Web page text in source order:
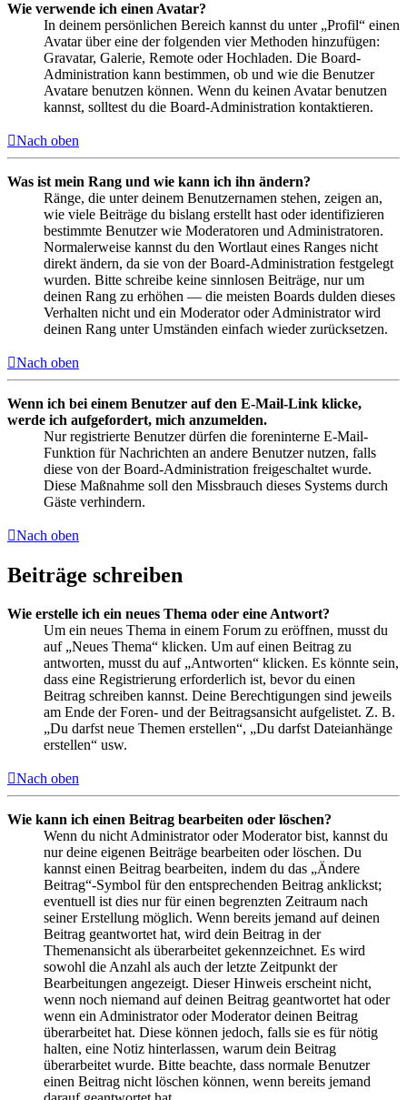
Wie verwende ich einen Avatar?
In deinem persönlichen Bereich kannst du unter „Profil“ einen
Avatar über eine der folgenden vier Methoden hinzufügen:
Gravatar, Galerie, Remote oder Hochladen. Die Board-
Administration kann bestimmen, ob und wie die Benutzer
Avatare benutzen können. Wenn du keinen Avatar benutzen
kannst, solltest du die Board-Administration kontaktieren.
Nach oben
Was ist mein Rang und wie kann ich ihn ändern?
Ränge, die unter deinem Benutzernamen stehen, zeigen an,
wie viele Beiträge du bislang erstellt hast oder identifizieren
bestimmte Benutzer wie Moderatoren und Administratoren.
Normalerweise kannst du den Wortlaut eines Ranges nicht
direkt ändern, da sie von der Board-Administration festgelegt
wurden. Bitte schreibe keine sinnlosen Beiträge, nur um
deinen Rang zu erhöhen — die meisten Boards dulden dieses
Verhalten nicht und ein Moderator oder Administrator wird
deinen Rang unter Umständen einfach wieder zurücksetzen.
Nach oben
Wenn ich bei einem Benutzer auf den E-Mail-Link klicke,
werde ich aufgefordert, mich anzumelden.
Nur registrierte Benutzer dürfen die foreninterne E-Mail-
Funktion für Nachrichten an andere Benutzer nutzen, falls
diese von der Board-Administration freigeschaltet wurde.
Diese Maßnahme soll den Missbrauch dieses Systems durch
Gäste verhindern.
Nach oben
Beiträge schreiben
Wie erstelle ich ein neues Thema oder eine Antwort?
Um ein neues Thema in einem Forum zu eröffnen, musst du
auf „Neues Thema“ klicken. Um auf einen Beitrag zu
antworten, musst du auf „Antworten“ klicken. Es könnte sein,
dass eine Registrierung erforderlich ist, bevor du einen
Beitrag schreiben kannst. Deine Berechtigungen sind jeweils
am Ende der Foren- und der Beitragsansicht aufgelistet. Z. B.
„Du darfst neue Themen erstellen“, „Du darfst Dateianhänge
erstellen“ usw.
Nach oben
Wie kann ich einen Beitrag bearbeiten oder löschen?
Wenn du nicht Administrator oder Moderator bist, kannst du
nur deine eigenen Beiträge bearbeiten oder löschen. Du
kannst einen Beitrag bearbeiten, indem du das „Ändere
Beitrag“-Symbol für den entsprechenden Beitrag anklickst;
eventuell ist dies nur für einen begrenzten Zeitraum nach
seiner Erstellung möglich. Wenn bereits jemand auf deinen
Beitrag geantwortet hat, wird dein Beitrag in der
Themenansicht als überarbeitet gekennzeichnet. Es wird
sowohl die Anzahl als auch der letzte Zeitpunkt der
Bearbeitungen angezeigt. Dieser Hinweis erscheint nicht,
wenn noch niemand auf deinen Beitrag geantwortet hat oder
wenn ein Administrator oder Moderator deinen Beitrag
überarbeitet hat. Diese können jedoch, falls sie es für nötig
halten, eine Notiz hinterlassen, warum dein Beitrag
überarbeitet wurde. Bitte beachte, dass normale Benutzer
einen Beitrag nicht löschen können, wenn bereits jemand